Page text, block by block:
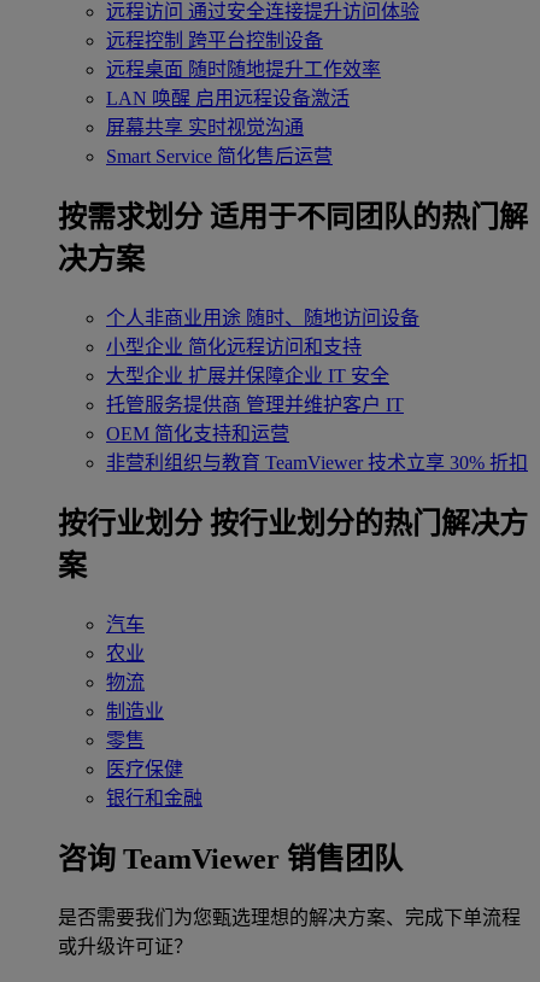
远程访问 通过安全连接提升访问体验
远程控制 跨平台控制设备
远程桌面 随时随地提升工作效率
LAN 唤醒 启用远程设备激活
屏幕共享 实时视觉沟通
Smart Service 简化售后运营
按需求划分 适用于不同团队的热门解
决方案
个人非商业用途 随时、随地访问设备
小型企业 简化远程访问和支持
大型企业 扩展并保障企业 IT 安全
托管服务提供商 管理并维护客户 IT
OEM 简化支持和运营
非营利组织与教育 TeamViewer 技术立享 30% 折扣
‌按行业划分 按行业划分的热门解决方
案
汽车
农业
物流
制造业
零售
医疗保健
银行和金融
咨询 TeamViewer 销售团队
是否需要我们为您甄选理想的解决方案、完成下单流程
或升级许可证？